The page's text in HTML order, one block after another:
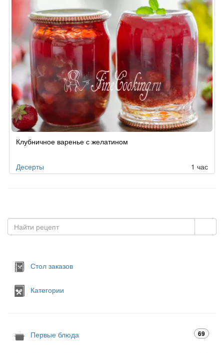
Клубничное варенье с желатином
Десерты 1 час
Стол заказов
Категории
Первые блюда 69